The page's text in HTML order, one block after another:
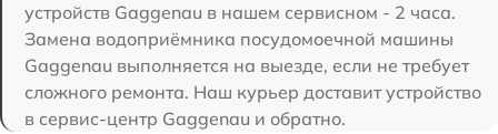
устройств Gaggenau в нашем сервисном - 2 часа.
Замена водоприёмника посудомоечной машины
Gaggenau выполняется на выезде, если не требует
сложного ремонта. Наш курьер доставит устройство
в сервис-центр Gaggenau и обратно.